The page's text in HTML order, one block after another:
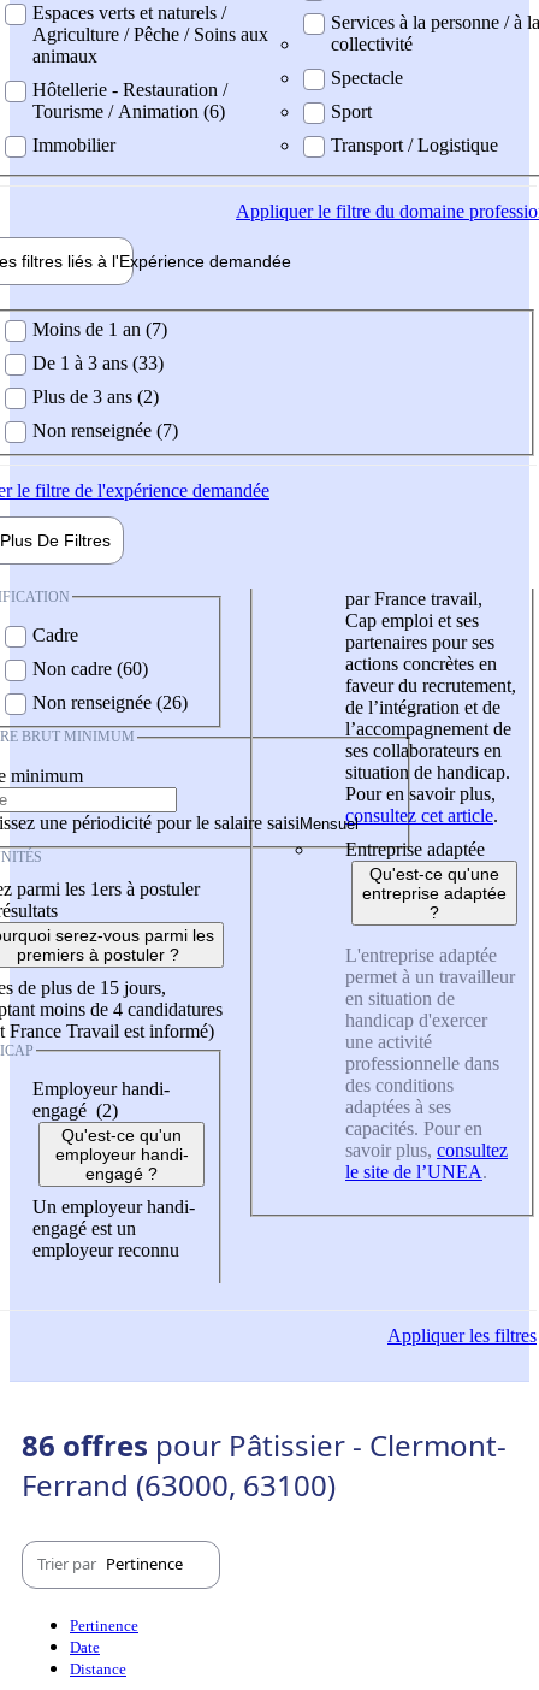
Espaces verts et naturels /
Agriculture / Pêche / Soins aux
animaux
Hôtellerie - Restauration /
Tourisme / Animation (6)
Immobilier
Services à la personne / à la
collectivité
Spectacle
Sport
Transport / Logistique
Appliquerle filtre du domaine
filtres liés à l'Expérience demandée
demandée
Moins de 1 an (7)
De 1 à 3 ans (33)
Plus de 3 ans (2)
Non renseignée (7)
le filtre de l'expérience demandée
Plus De Filtres
Cadre
Non cadre (60)
Non renseignée (26)
BRUT MINIMUM
minimum
une périodicité pour le salaire saisi
parmi les 1ers à postuler
serez-vous parmi les
premiers à postuler ?
de plus de 15 jours,
moins de 4 candidatures
France Travail est informé)
Employeur handi-
engagé (2)
Qu'est-ce qu'un
employeur handi-
engagé ?
Un employeur handi-
engagé est un
employeur reconnu
par France travail,
Cap emploi et ses
partenaires pour ses
actions concrètes en
faveur du recrutement,
de l’intégration et de
l’accompagnement de
ses collaborateurs en
situation de handicap.
Pour en savoir plus,
consultez cet article.
Entreprise adaptée
Qu'est-ce qu'une
entreprise adaptée
?
L'entreprise adaptée
permet à un travailleur
en situation de
handicap d'exercer
une activité
professionnelle dans
des conditions
adaptées à ses
capacités. Pour en
savoir plus, consultez
le site de l’UNEA.
Appliquerles filtres
86 offres pour Pâtissier - Clermont-
Ferrand (63000, 63100)
Trier par Pertinence
Pertinence
Date
Distance